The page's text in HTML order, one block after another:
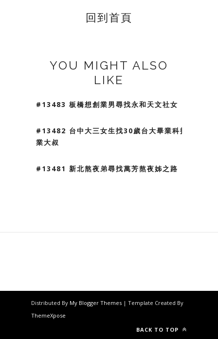
回到首頁
YOU MIGHT ALSO
LIKE
#13483 板橋想創業男尋找永和天文社女
#13482 台中大三女生找30歲台大畢業科技
業大叔
#13481 新北熬夜弟尋找萬芳熬夜姊之路
Distributed By My Blogger Themes | Template Created By
ThemeXpose
BACK TO TOP